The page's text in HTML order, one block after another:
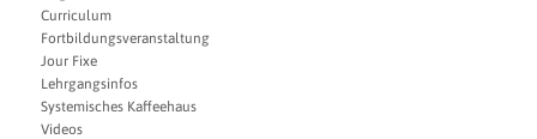
Curriculum
Fortbildungsveranstaltung
Jour Fixe
Lehrgangsinfos
Systemisches Kaffeehaus
Videos